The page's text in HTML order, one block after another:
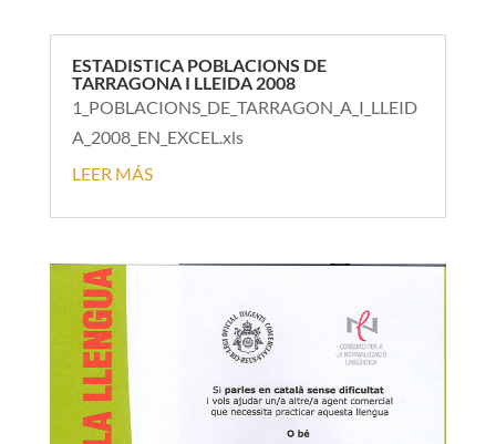
ESTADISTICA POBLACIONS DE
TARRAGONA I LLEIDA 2008
1_POBLACIONS_DE_TARRAGON_A_I_LLEID
A_2008_EN_EXCEL.xls
LEER MÁS